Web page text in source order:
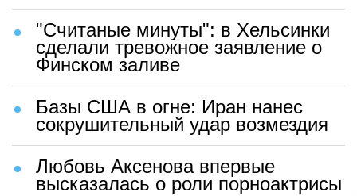
"Считаные минуты": в Хельсинки
сделали тревожное заявление о
Финском заливе
Базы США в огне: Иран нанес
сокрушительный удар возмездия
Любовь Аксенова впервые
высказалась о роли порноактрисы